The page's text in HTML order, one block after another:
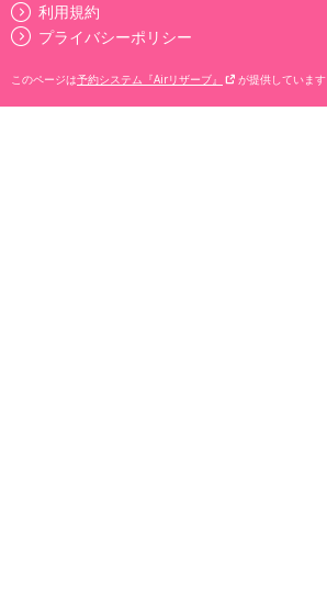
利用規約
プライバシーポリシー
このページは予約システム『Airリザーブ』 が提供しています